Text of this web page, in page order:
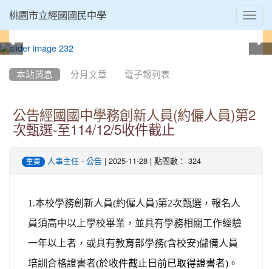
桃園市立經國國民中學
本站消息 分月文章 電子報列表
公告經國國中學務創新人員(約僱人員)第2
次甄選-至114/12/5收件截止
重要 人事主任 - 公告 | 2025-11-28 | 點閱數： 324
1.本校學務創新人員(約僱人員)第2次甄選，報名人
員須高中以上學校畢業，並具有學務相關工作經驗
一年以上者，或具有教育部學務(含校安)儲備人員
培訓合格證書者(於收件截止日前已取得證書者) 。